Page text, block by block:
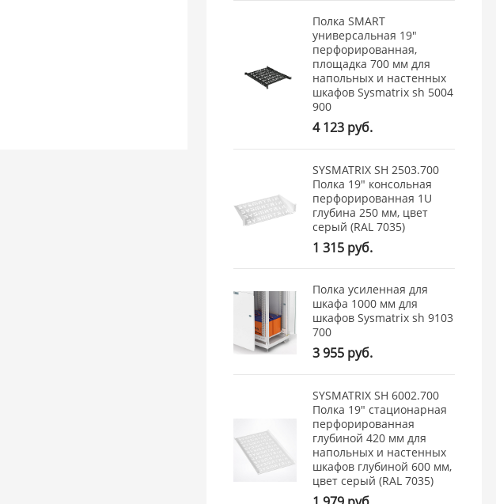
Полка SMART
универсальная 19"
перфорированная,
площадка 700 мм для
напольных и настенных
шкафов Sysmatrix sh 5004
900
4 123 руб.
SYSMATRIX SH 2503.700
Полка 19" консольная
перфорированная 1U
глубина 250 мм, цвет
серый (RAL 7035)
1 315 руб.
Полка усиленная для
шкафа 1000 мм для
шкафов Sysmatrix sh 9103
700
3 955 руб.
SYSMATRIX SH 6002.700
Полка 19" стационарная
перфорированная
глубиной 420 мм для
напольных и настенных
шкафов глубиной 600 мм,
цвет серый (RAL 7035)